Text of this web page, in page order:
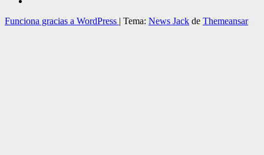
Funciona gracias a WordPress | Tema: News Jack de Themeansar